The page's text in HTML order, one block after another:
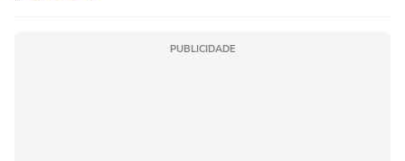
PUBLICIDADE